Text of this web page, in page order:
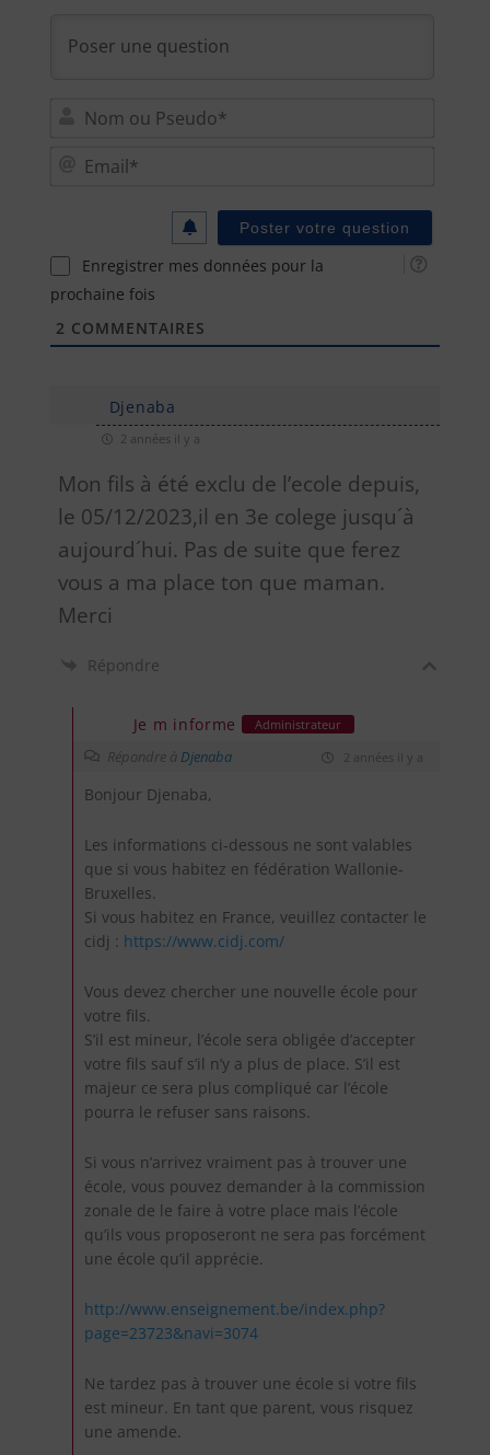
Enregistrer mes données pour la
prochaine fois
2 COMMENTAIRES
Djenaba
2 années il y a
Mon fils à été exclu de l’ecole depuis,
le 05/12/2023,il en 3e colege jusqu´à
aujourd´hui. Pas de suite que ferez
vous a ma place ton que maman.
Merci
Répondre
Je m informe Administrateur
Répondre à Djenaba 2 années il y a
Bonjour Djenaba,
Les informations ci-dessous ne sont valables
que si vous habitez en fédération Wallonie-
Bruxelles.
Si vous habitez en France, veuillez contacter le
cidj : https://www.cidj.com/
Vous devez chercher une nouvelle école pour
votre fils.
S’il est mineur, l’école sera obligée d’accepter
votre fils sauf s’il n’y a plus de place. S’il est
majeur ce sera plus compliqué car l’école
pourra le refuser sans raisons.
Si vous n’arrivez vraiment pas à trouver une
école, vous pouvez demander à la commission
zonale de le faire à votre place mais l’école
qu’ils vous proposeront ne sera pas forcément
une école qu’il apprécie.
http://www.enseignement.be/index.php?
page=23723&navi=3074
Ne tardez pas à trouver une école si votre fils
est mineur. En tant que parent, vous risquez
une amende.